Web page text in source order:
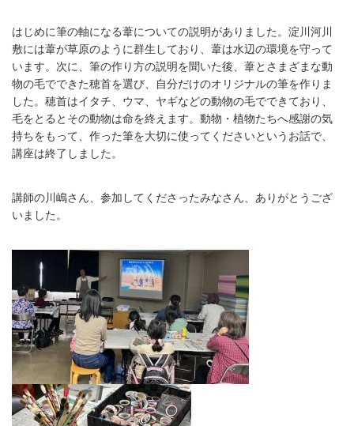
はじめに筆の軸になる葦についての説明がありました。淀川河川
敷には葦が草原のように群生しており、葦は水辺の環境を守って
います。次に、筆の作り方の説明を聞いた後、葦とさまざまな動
物の毛でできた穂首を選び、自分だけのオリジナルの筆を作りま
した。穂首はイタチ、ウマ、ヤギなどの動物の毛でできており、
毛をとるとその動物は命を終えます。動物・植物たちへ感謝の気
持ちをもって、作った筆を大切に使ってくださいというお話で、
講座は終了しました。
講師の川嶋さん、参加してくださったみなさん、ありがとうござ
いました。